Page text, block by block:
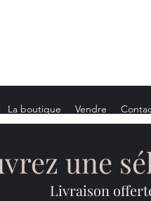
La boutique Vendre
une
Livraison